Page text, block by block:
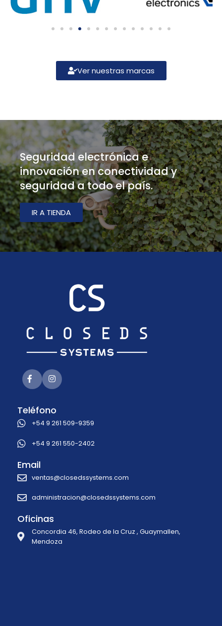
Ver nuestras marcas
Seguridad electrónica e
innovación en conectividad y
seguridad a todo el país.
IR A TIENDA
Teléfono
+54 9 261 509-9359
+54 9 261 550-2402
Email
ventas@closedssystems.com
administracion@closedssystems.com
Oficinas
Concordia 46, Rodeo de la Cruz , Guaymallen,
Mendoza